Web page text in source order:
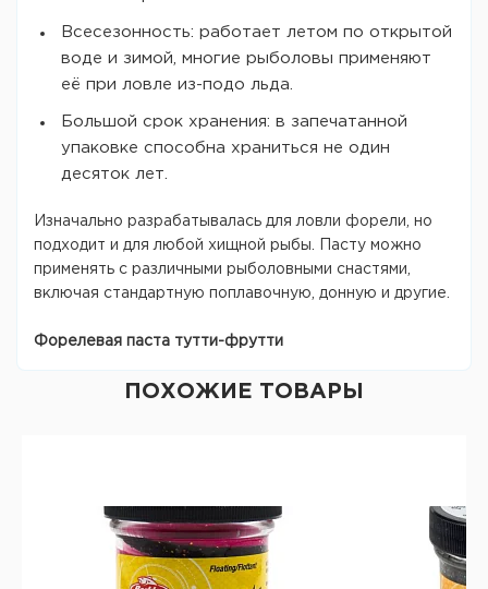
Всесезонность: работает летом по открытой
воде и зимой, многие рыболовы применяют
её при ловле из-подо льда.
Большой срок хранения: в запечатанной
упаковке способна храниться не один
десяток лет.
Изначально разрабатывалась для ловли форели, но
подходит и для любой хищной рыбы. Пасту можно
применять с различными рыболовными снастями,
включая стандартную поплавочную, донную и другие.
Форелевая паста тутти-фрутти
ПОХОЖИЕ ТОВАРЫ